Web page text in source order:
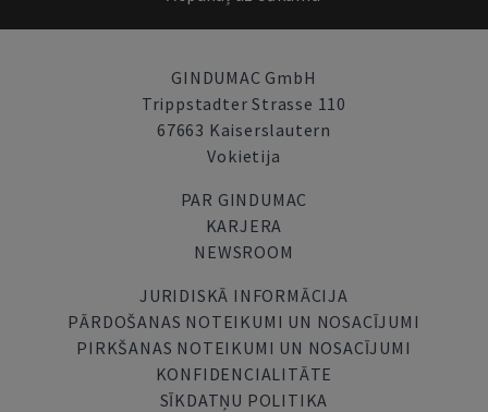
GINDUMAC GmbH
Trippstadter Strasse 110
67663 Kaiserslautern
Vokietija
PAR GINDUMAC
KARJERA
NEWSROOM
JURIDISKĀ INFORMĀCIJA
PĀRDOŠANAS NOTEIKUMI UN NOSACĪJUMI
PIRKŠANAS NOTEIKUMI UN NOSACĪJUMI
KONFIDENCIALITĀTE
SĪKDATŅU POLITIKA